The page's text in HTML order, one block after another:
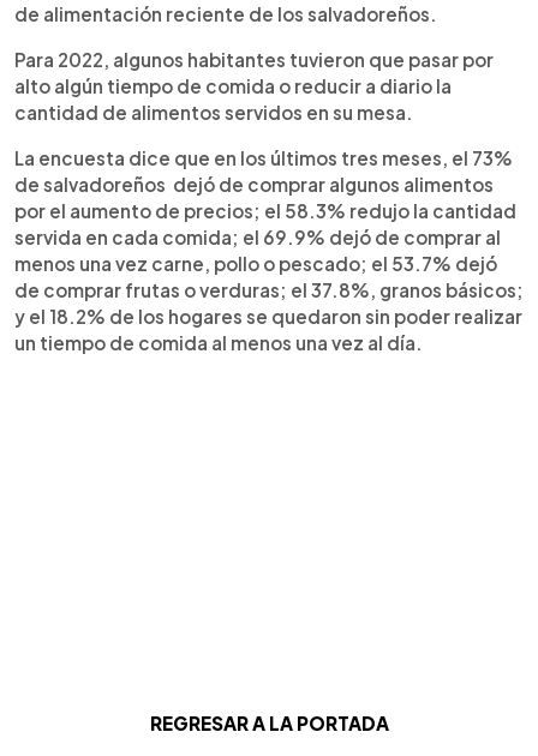
de alimentación reciente de los salvadoreños.
Para 2022, algunos habitantes tuvieron que pasar por
alto algún tiempo de comida o reducir a diario la
cantidad de alimentos servidos en su mesa.
La encuesta dice que en los últimos tres meses, el 73%
de salvadoreños dejó de comprar algunos alimentos
por el aumento de precios; el 58.3% redujo la cantidad
servida en cada comida; el 69.9% dejó de comprar al
menos una vez carne, pollo o pescado; el 53.7% dejó
de comprar frutas o verduras; el 37.8%, granos básicos;
y el 18.2% de los hogares se quedaron sin poder realizar
un tiempo de comida al menos una vez al día.
REGRESAR A LA PORTADA